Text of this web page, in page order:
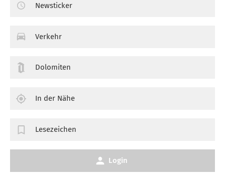
Newsticker
Verkehr
Dolomiten
In der Nähe
Lesezeichen
Login